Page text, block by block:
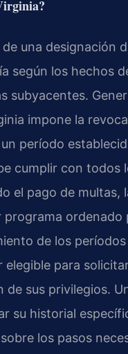
de una designación
según los hechos
subyacentes.
impone la
período
cumplir con todos
el pago de multas,
programa ordenado
de los
elegible para
de sus privilegios.
su historial
los pasos